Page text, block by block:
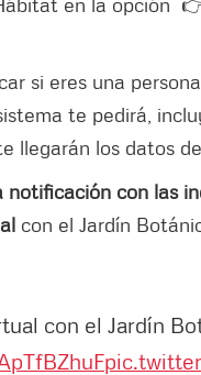
si eres una
te pedirá,
llegarán los datos
con las
con el Jardín
con el Jardín